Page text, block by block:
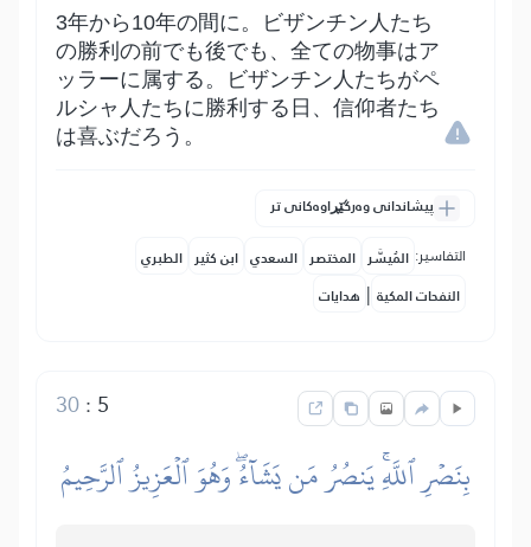
3年から10年の間に。ビザンチン人たち
の勝利の前でも後でも、全ての物事はア
ッラーに属する。ビザンチン人たちがペ
ルシャ人たちに勝利する日、信仰者たち
は喜ぶだろう。
پیشاندانی وەرگێڕاوەکانی تر
التفاسير: المُيسَّر المختصر السعدي ابن كثير الطبري
النفحات المكية | هدايات
5
:
30
بِنَصۡرِ ٱللَّهِۚ يَنصُرُ مَن يَشَآءُۖ وَهُوَ ٱلۡعَزِيزُ ٱلرَّحِيمُ